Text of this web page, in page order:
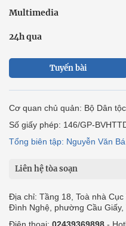
Multimedia
24h qua
Tuyến bài
Cơ quan chủ quản: Bộ Dân
Số giấy phép: 146/GP-
Tổng biên tập: Nguyễn Văn Bá
Liên hệ tòa soạn
Địa chỉ: Tầng 18, Toà nhà
Đình Nghệ, phường Cầu Giấy,